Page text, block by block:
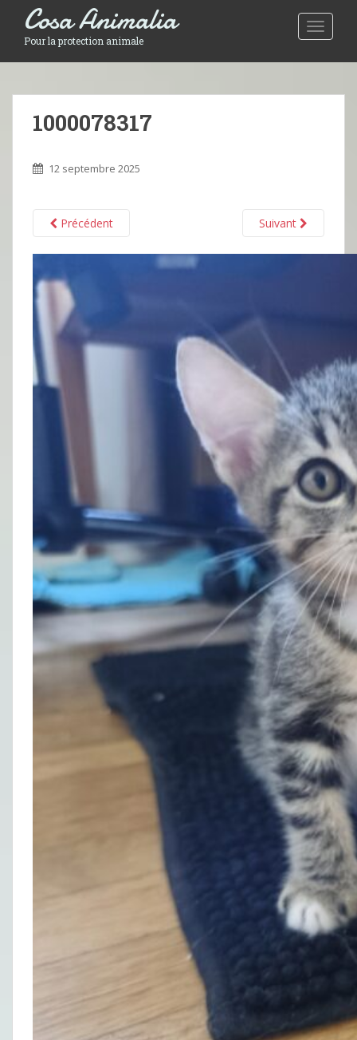
Toggle
Cosa Animalia
Pour la protection animale
1000078317
12 septembre 2025
Précédent Suivant